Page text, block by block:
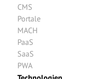
CMS
Portale
MACH
PaaS
SaaS
PWA